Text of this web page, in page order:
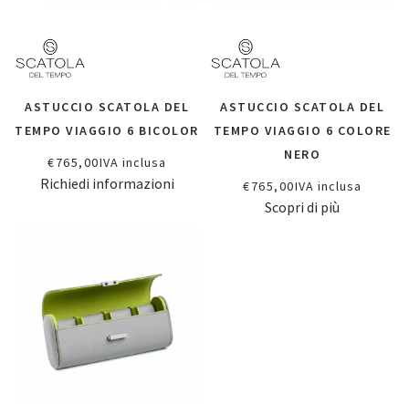
ASTUCCIO SCATOLA DEL
TEMPO VIAGGIO 6 BICOLOR
€765,00IVA inclusa
Richiedi informazioni
ASTUCCIO SCATOLA DEL
TEMPO VIAGGIO 6 COLORE
NERO
€765,00IVA inclusa
Scopri di più